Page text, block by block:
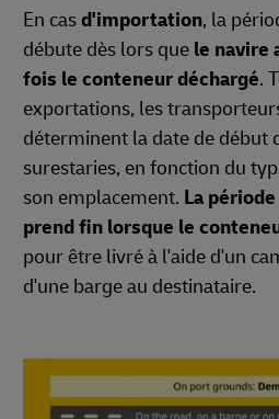
En casd'importation, la
débute dès lors que le navire
fois le conteneur déchargé.
exportations, les
déterminent la date de début
surestaries, en fonction du
son emplacement. La
prend fin lorsque le
pour être livré à l'aide d'un
d'une barge au destinataire.